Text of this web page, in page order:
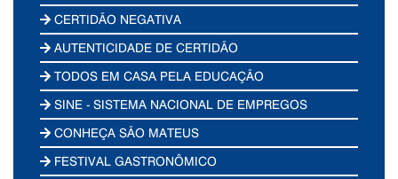
CERTIDÃO NEGATIVA
AUTENTICIDADE DE CERTIDÃO
TODOS EM CASA PELA EDUCAÇÃO
SINE - SISTEMA NACIONAL DE EMPREGOS
CONHEÇA SÃO MATEUS
FESTIVAL GASTRONÔMICO